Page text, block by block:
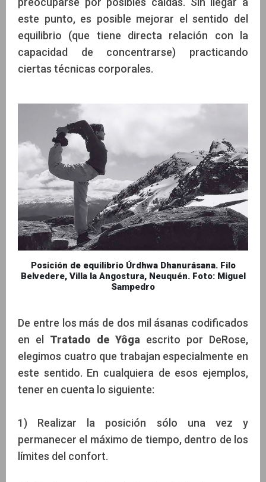
este punto, es posible mejorar el sentido del
equilibrio (que tiene directa relación con la
capacidad de concentrarse) practicando
ciertas técnicas corporales.
Posición de equilibrio Úrdhwa Dhanurásana. Filo
Belvedere, Villa la Angostura, Neuquén. Foto: Miguel
Sampedro
De entre los más de dos mil ásanas codificados
en el Tratado de Yôga escrito por DeRose,
elegimos cuatro que trabajan especialmente en
este sentido. En cualquiera de esos ejemplos,
tener en cuenta lo siguiente:
1) Realizar la posición sólo una vez y
permanecer el máximo de tiempo, dentro de los
límites del confort.